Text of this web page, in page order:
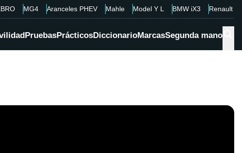
MG4 Aranceles PHEV Mahle Model Y L BMW iX3 Renault
PruebasPrácticosDiccionarioMarcasSegunda mano